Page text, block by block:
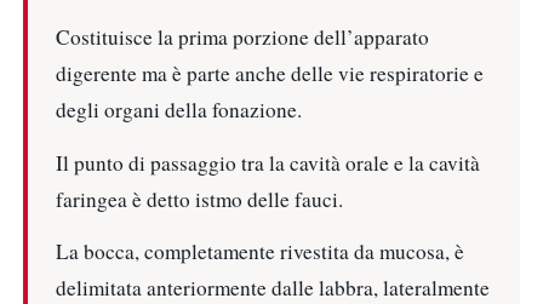
Costituisce la prima porzione dell’apparato
digerente ma è parte anche delle vie respiratorie e
degli organi della fonazione.
Il punto di passaggio tra la cavità orale e la cavità
faringea è detto istmo delle fauci.
La bocca, completamente rivestita da mucosa, è
delimitata anteriormente dalle labbra, lateralmente